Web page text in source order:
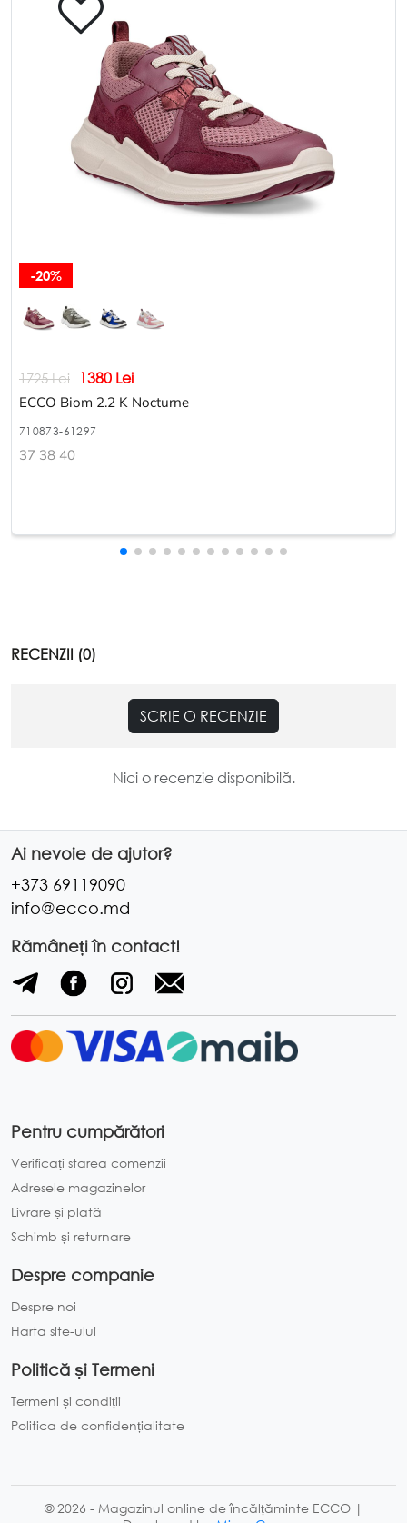
-20%
1725 Lei 1380 Lei
ECCO Biom 2.2 K Nocturne
710873-61297
37 38 40
RECENZII (0)
SCRIE O RECENZIE
Nici o recenzie disponibilă.
Ai nevoie de ajutor?
+373 69119090
info@ecco.md
Rămâneți în contact!
Pentru cumpărători
Verificați starea comenzii
Adresele magazinelor
Livrare și plată
Schimb și returnare
Despre companie
Despre noi
Harta site-ului
Politică și Termeni
Termeni și condiții
Politica de confidențialitate
© 2026 - Magazinul online de încălțăminte ECCO |